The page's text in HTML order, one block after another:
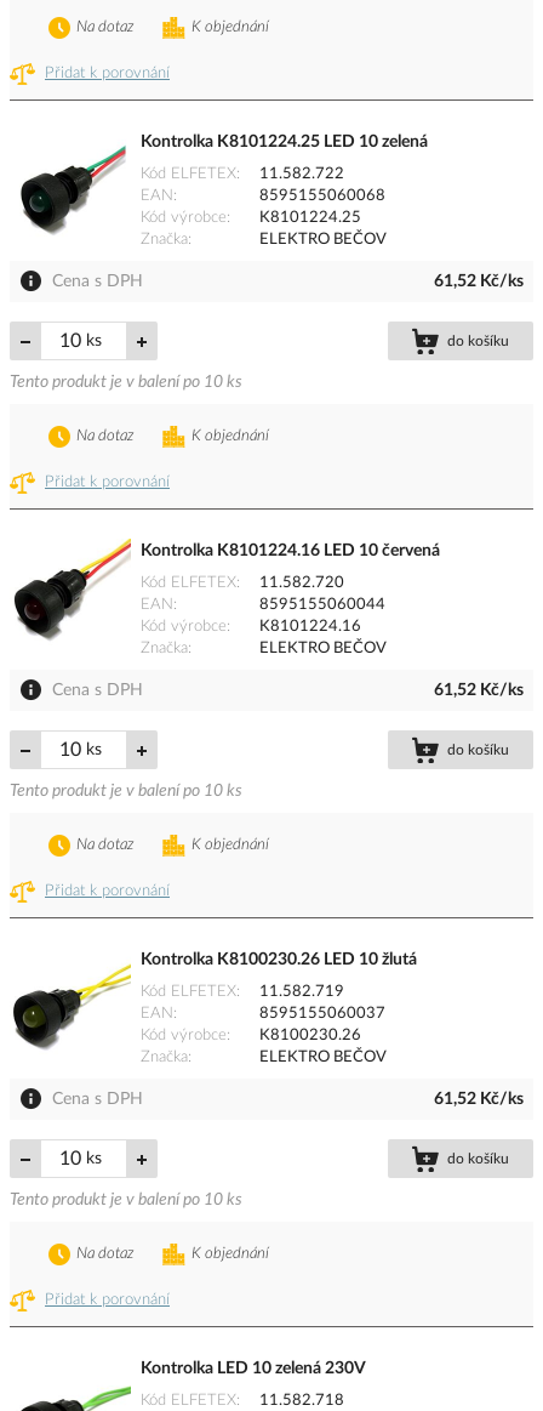
Přidat k porovnání
K objednání
Na dotaz
Kontrolka K8101224.25 LED 10 zelená
Kód ELFETEX
11.582.722
EAN
8595155060068
Kód výrobce
K8101224.25
Značka
ELEKTRO BEČOV
Cena s DPH 61,52 Kč/ks
ks do košíku
Tento produkt je v balení po 10 ks
Přidat k porovnání
K objednání
Na dotaz
Kontrolka K8101224.16 LED 10 červená
Kód ELFETEX
11.582.720
EAN
8595155060044
Kód výrobce
K8101224.16
Značka
ELEKTRO BEČOV
Cena s DPH 61,52 Kč/ks
ks do košíku
Tento produkt je v balení po 10 ks
Přidat k porovnání
K objednání
Na dotaz
Kontrolka K8100230.26 LED 10 žlutá
Kód ELFETEX
11.582.719
EAN
8595155060037
Kód výrobce
K8100230.26
Značka
ELEKTRO BEČOV
Cena s DPH 61,52 Kč/ks
ks do košíku
Tento produkt je v balení po 10 ks
Přidat k porovnání
K objednání
Na dotaz
Kontrolka LED 10 zelená 230V
Kód ELFETEX
11.582.718